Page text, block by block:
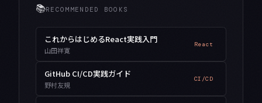
📚RECOMMENDED BOOKS
これからはじめるReact実践入門
山田祥寛
React
GitHub CI/CD実践ガイド
野村友規
CI/CD